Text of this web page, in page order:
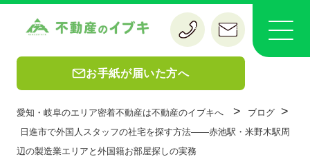
お手紙が届いた方へ
愛知・岐阜のエリア密着不動産は不動産のイブキへ > ブログ >
日進市で外国人スタッフの社宅を探す方法——赤池駅・米野木駅周
辺の製造業エリアと外国籍お部屋探しの実務